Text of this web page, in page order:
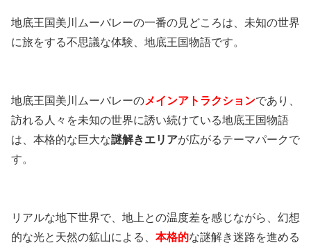
地底王国美川ムーバレーの一番の見どころは、未知の世界
に旅をする不思議な体験、地底王国物語です。
地底王国美川ムーバレーのメインアトラクションであり、
訪れる人々を未知の世界に誘い続けている地底王国物語
は、本格的な巨大な謎解きエリアが広がるテーマパークで
す。
リアルな地下世界で、地上との温度差を感じながら、幻想
的な光と天然の鉱山による、 本格的な謎解き迷路を進める